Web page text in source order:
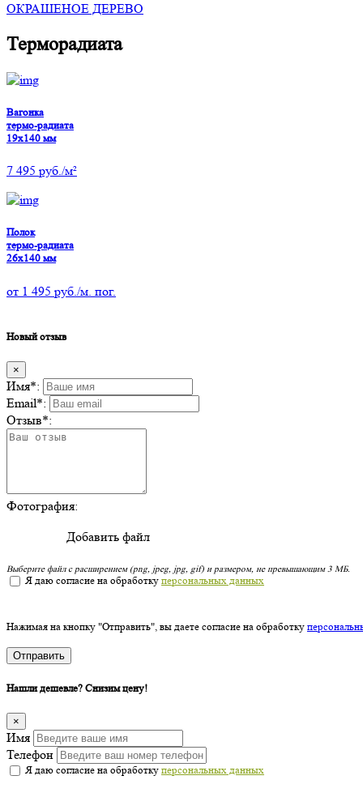
ОКРАШЕНОЕ ДЕРЕВО
Терморадиата
Вагонка
термо-радиата
19х140 мм
7 495 руб./м²
Полок
термо-радиата
26х140 мм
от 1 495 руб./м. пог.
Новый отзыв
×
Имя*:
Email*:
Отзыв*:
Фотография:
Добавить файл
Выберите файл с расширением (png, jpeg, jpg, gif) и размером, не превышающим 3 МБ.
Я даю согласие на обработку персональных данных
Нажимая на кнопку "Отправить", вы даете согласие на обработку
Отправить
Нашли дешевле? Снизим цену!
×
Имя
Телефон
Я даю согласие на обработку персональных данных